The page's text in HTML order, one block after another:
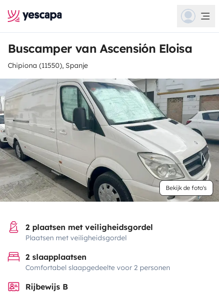
Buscamper van Ascensión Eloisa
Chipiona (11550), Spanje
Bekijk de foto's
2 plaatsen met veiligheidsgordel
Plaatsen met veiligheidsgordel
2 slaapplaatsen
Comfortabel slaapgedeelte voor 2 personen
Rijbewijs B